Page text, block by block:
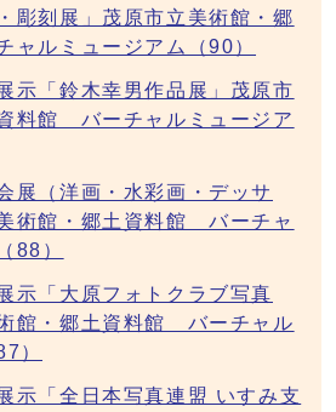
彫刻展」茂原市立美術館・郷
ルミュージアム（90）
示「鈴木幸男作品展」茂原市
料館 バーチャルミュージア
展（洋画・水彩画・デッサ
術館・郷土資料館 バーチャ
88）
示「大原フォトクラブ写真
館・郷土資料館 バーチャル
）
示「全日本写真連盟 いすみ支